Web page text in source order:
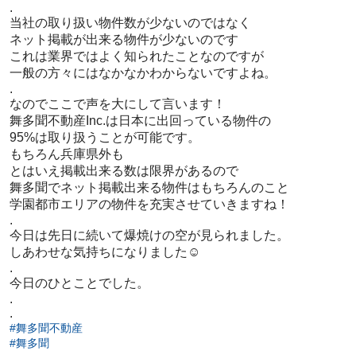
.
当社の取り扱い物件数が少ないのではなく
ネット掲載が出来る物件が少ないのです
これは業界ではよく知られたことなのですが
一般の方々にはなかなかわからないですよね。
.
なのでここで声を大にして言います！
舞多聞不動産Inc.は日本に出回っている物件の
95%は取り扱うことが可能です。
もちろん兵庫県外も
とはいえ掲載出来る数は限界があるので
舞多聞でネット掲載出来る物件はもちろんのこと
学園都市エリアの物件を充実させていきますね！
.
今日は先日に続いて爆焼けの空が見られました。
しあわせな気持ちになりました☺️
.
今日のひとことでした。
.
.
#舞多聞不動産
#舞多聞